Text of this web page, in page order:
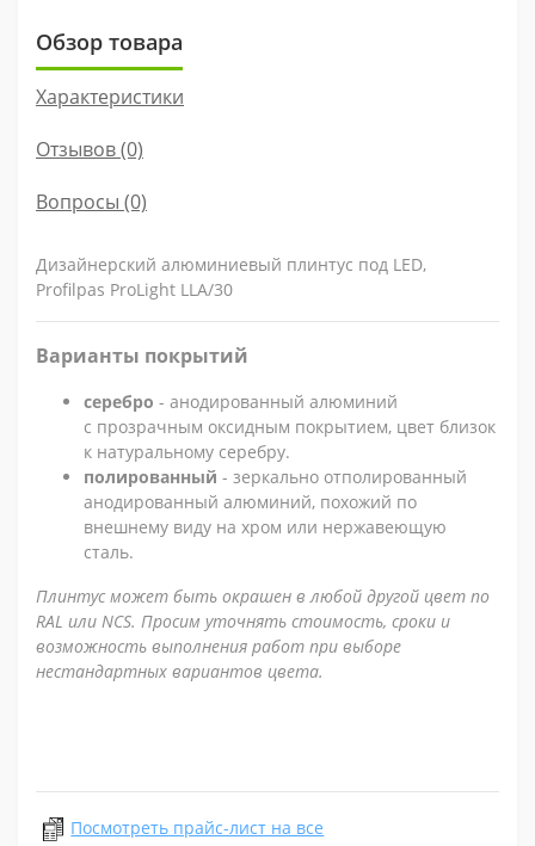
Обзор товара
Характеристики
Отзывов (0)
Вопросы (0)
Дизайнерский алюминиевый плинтус под LED,
Profilpas ProLight LLA/30
Варианты покрытий
серебро - анодированный алюминий
с прозрачным оксидным покрытием, цвет близок
к натуральному серебру.
полированный - зеркально отполированный
анодированный алюминий, похожий по
внешнему виду на хром или нержавеющую
сталь.
Плинтус может быть окрашен в любой другой цвет по
RAL или NCS. Просим уточнять стоимость, сроки и
возможность выполнения работ при выборе
нестандартных вариантов цвета.
Посмотреть прайс-лист на все